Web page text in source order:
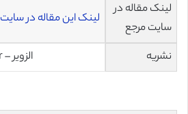
لینک مقاله در
سایت مرجع
لینک این مقاله در سایت Elsevier
نشریه الزویر – Elsevier